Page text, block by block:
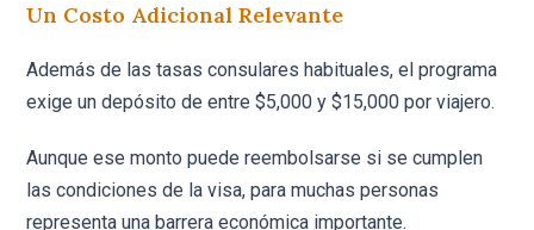
Un Costo Adicional Relevante
Además de las tasas consulares habituales, el programa
exige un depósito de entre $5,000 y $15,000 por viajero.
Aunque ese monto puede reembolsarse si se cumplen
las condiciones de la visa, para muchas personas
representa una barrera económica importante.